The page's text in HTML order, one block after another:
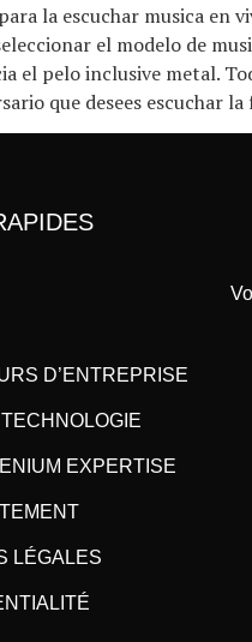
la escuchar musica en
el modelo de
el pelo inclusive metal.
que desees escuchar
D’ENTREPRISE
EXPERTISE
LÉGALES